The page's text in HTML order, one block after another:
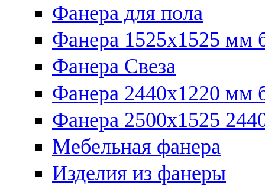
Фанера для пола
Фанера 1525x1525 мм
Фанера Свеза
Фанера 2440x1220 мм
Фанера 2500x1525
Мебельная фанера
Изделия из фанеры